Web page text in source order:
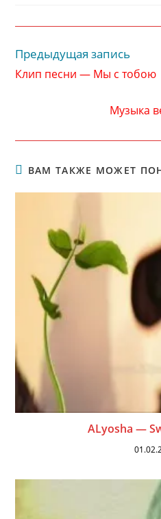
Читать
статьи
Предыдущая запись
Клип песни — Мы с тобою
Музыка
ВАМ ТАКЖЕ МОЖЕТ
ALyosha —